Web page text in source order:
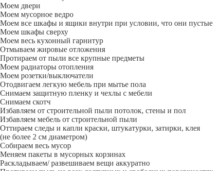
Моем двери
Моем мусорное ведро
Моем все шкафы и ящики внутри при условии, что они пустые
Моем шкафы сверху
Моем весь кухонный гарнитур
Отмываем жировые отложения
Протираем от пыли все крупные предметы
Моем радиаторы отопления
Моем розетки/выключатели
Отодвигаем легкую мебель при мытье пола
Снимаем защитную пленку и чехлы с мебели
Снимаем скотч
Избавляем от строительной пыли потолок, стены и пол
Избавляем мебель от строительной пыли
Оттираем следы и капли краски, штукатурки, затирки, клея
(не более 2 см диаметром)
Собираем весь мусор
Меняем пакеты в мусорных корзинах
Раскладываем/ развешиваем вещи аккуратно